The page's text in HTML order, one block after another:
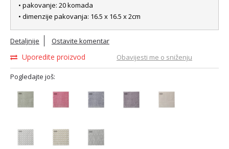
• pakovanje: 20 komada
• dimenzije pakovanja: 16.5 x 16.5 x 2cm
Detaljnije Ostavite komentar
Uporedite proizvod Obavijesti me o sniženju
Pogledajte još: